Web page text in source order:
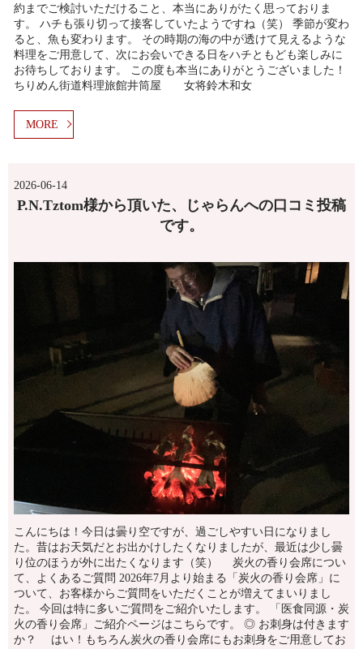
約までご検討いただけること、本当にありがたく思っておりま
す。 ハチも張り切って接客していたようですね（笑） 季節が変わ
ると、魚も変わります。 その時期の海の中が透けて見えるような
料理をご用意して、次にお会いできる日をハチともども楽しみに
お待ちしております。 この度も本当にありがとうございました！
ちりめん街道料理旅館井筒屋 女将鈴木和女
MORE
2026-06-14
P.N.Tztom様から頂いた、じゃらんへの口コミ投稿
です。
こんにちは！今日は曇り空ですが、過ごしやすい日になりまし
た。昔はお天気だとお出かけしたくなりましたが、最近は少し曇
り位のほうが外に出たくなります（笑） 炭火の香り会席につい
て、よくあるご質問 2026年7月より始まる「炭火の香り会席」に
ついて、お客様からご質問をいただくことが増えてまいりまし
た。 今回は特に多いご質問をご紹介いたします。 「医食同源・炭
火の香り会席」ご紹介ページはこちらです。 ◎ お刺身は付きます
か？ はい！もちろん炭火の香り会席にもお刺身をご用意してお